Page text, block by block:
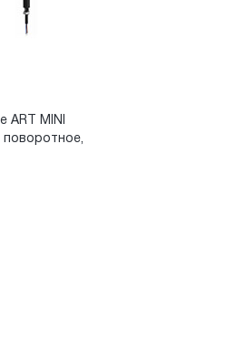
ART MINI
поворотное,